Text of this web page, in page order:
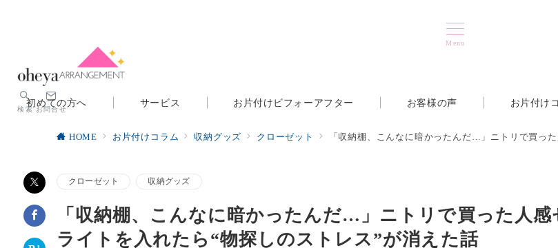
Menu
検索 お問合せ
初めての方へ サービス お片付けビフォーアフター お客様の声 お片付け
HOME お片付けコラム 収納グッズ クローゼット 「収納棚、こんなに暗かったんだ…」ニトリで買っ
クローゼット 収納グッズ
「収納棚、こんなに暗かったんだ…」ニトリで買った人感
ライトを入れたら“物探しのストレス”が消えた話